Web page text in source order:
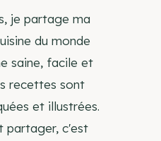
je partage ma
du monde
saine, facile et
recettes sont
et illustrées.
partager, c'est